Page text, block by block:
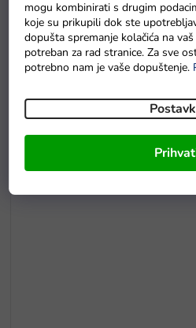
mogu kombinirati s drugim
koje su prikupili dok ste
dopušta spremanje kolačića na
potreban za rad stranice. Za sve
potrebno nam je vaše dopuštenje.
E5
Drvene puzzle s brojevima
Na zalihama